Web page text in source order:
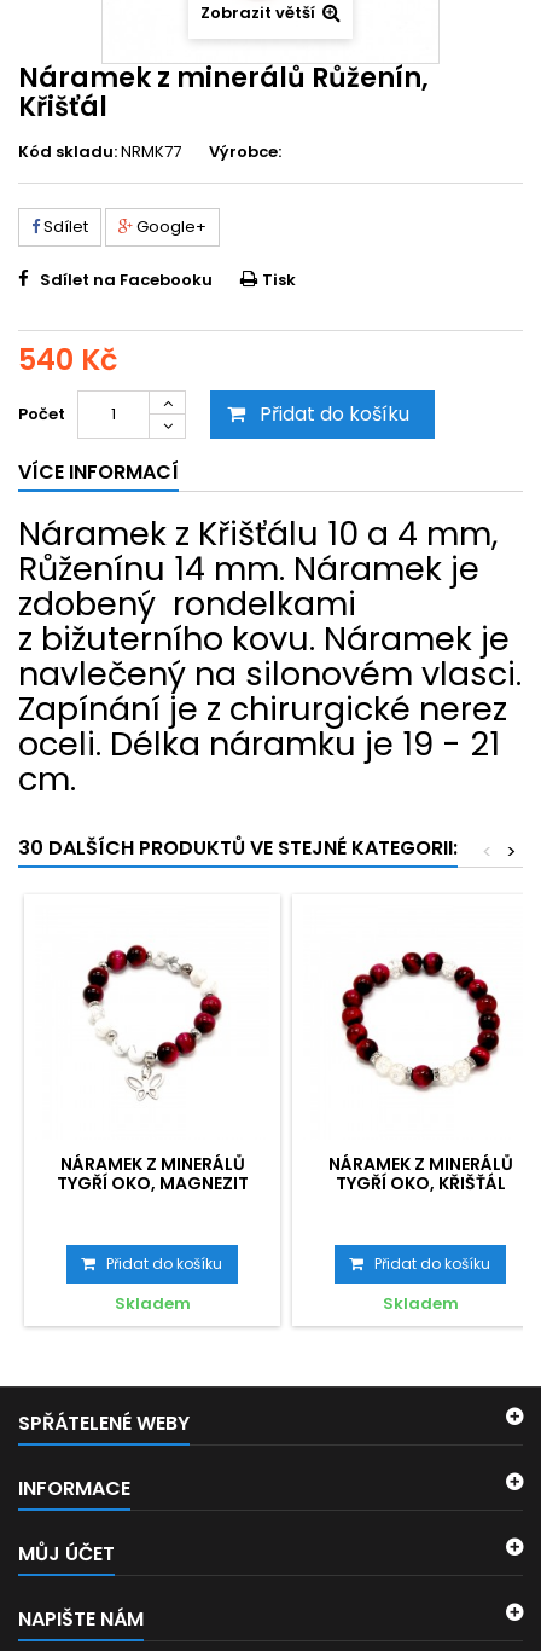
Zobrazit větší
Náramek z minerálů Růženín,
Křišťál
Kód skladu:NRMK77 Výrobce:
Sdílet Google+
Sdílet na Facebooku Tisk
540 Kč
Počet Přidat do košíku
VÍCE INFORMACÍ
Náramek z Křišťálu 10 a 4 mm,
Růženínu 14 mm. Náramek je
zdobený rondelkami
z bižuterního kovu. Náramek je
navlečený na silonovém vlasci.
Zapínání je z chirurgické nerez
oceli. Délka náramku je 19 - 21
cm.
30 DALŠÍCH PRODUKTŮ VE STEJNÉ KATEGORII: >
<
NÁRAMEK Z MINERÁLŮ
TYGŘÍ OKO, MAGNEZIT
Přidat do košíku
Skladem
NÁRAMEK Z MINERÁLŮ
TYGŘÍ OKO, KŘIŠŤÁL
Přidat do košíku
Skladem
SPŘÁTELENÉ WEBY
INFORMACE
MŮJ ÚČET
NAPIŠTE NÁM